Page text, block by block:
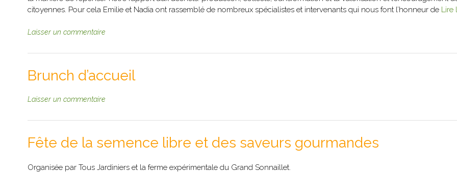
citoyennes. Pour cela Emilie et Nadia ont rassemblé de nombreux spécialistes et intervenants qui nous font l’honneur de Lire
Laisser un commentaire
Brunch d’accueil
Laisser un commentaire
Fête de la semence libre et des saveurs gourmandes
Organisée par Tous Jardiniers et la ferme expérimentale du Grand Sonnaillet.